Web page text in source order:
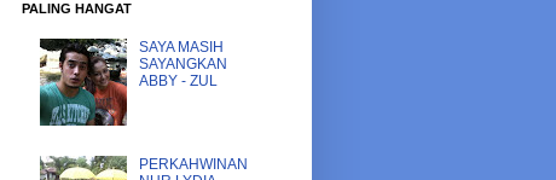
PALING HANGAT
SAYA MASIH
SAYANGKAN
ABBY - ZUL
PERKAHWINAN